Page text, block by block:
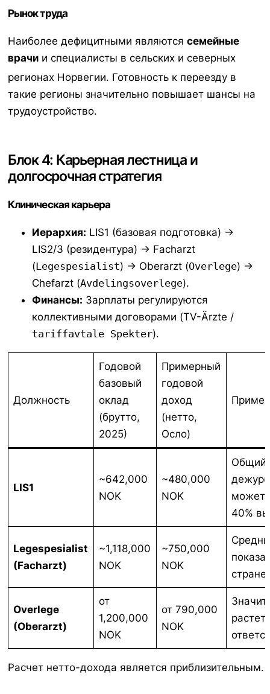
Рынок труда
Наиболее дефицитными являются семейные
врачи и специалисты в сельских и северных
регионах Норвегии. Готовность к переезду в
такие регионы значительно повышает шансы на
трудоустройство.
Блок 4: Карьерная лестница и
долгосрочная стратегия
Клиническая карьера
Иерархия: LIS1 (базовая подготовка) ->
LIS2/3 (резидентура) -> Facharzt
(Legespesialist) -> Oberarzt (Overlege) ->
Chefarzt (Avdelingsoverlege).
Финансы: Зарплаты регулируются
коллективными договорами (TV-Ärzte /
tariffavtale Spekter).
Должность
Годовой
базовый
оклад
(брутто,
2025)
Примерный
годовой
доход
(нетто,
Осло)
LIS1
~642,000
NOK
~480,000
NOK
Общий
может
40%
Legespesialist
(Facharzt)
~1,118,000
NOK
~750,000
NOK
стране.
Overlege
(Oberarzt)
от
1,200,000
NOK
от 790,000
NOK
Расчет нетто-дохода является приблизительным.